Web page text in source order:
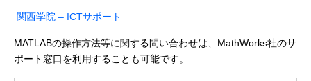
関西学院 – ICTサポート
MATLABの操作方法等に関する問い合わせは、MathWorks社のサ
ポート窓口を利用することも可能です。